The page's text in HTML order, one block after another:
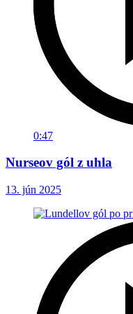
0:47
Nurseov gól z uhla
13. jún 2025